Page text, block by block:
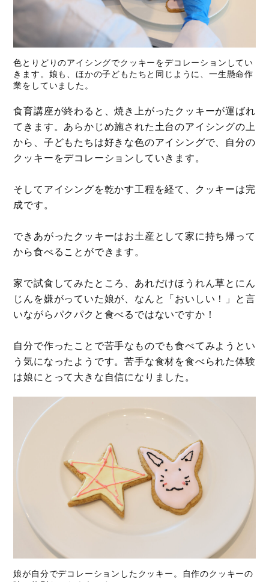
色とりどりのアイシングでクッキーをデコレーションしてい
きます。娘も、ほかの子どもたちと同じように、一生懸命作
業をしていました。
食育講座が終わると、焼き上がったクッキーが運ばれ
てきます。あらかじめ施された土台のアイシングの上
から、子どもたちは好きな色のアイシングで、自分の
クッキーをデコレーションしていきます。
そしてアイシングを乾かす工程を経て、クッキーは完
成です。
できあがったクッキーはお土産として家に持ち帰って
から食べることができます。
家で試食してみたところ、あれだけほうれん草とにん
じんを嫌がっていた娘が、なんと「おいしい！」と言
いながらパクパクと食べるではないですか！
自分で作ったことで苦手なものでも食べてみようとい
う気になったようです。苦手な食材を食べられた体験
は娘にとって大きな自信になりました。
娘が自分でデコレーションしたクッキー。自作のクッキーの